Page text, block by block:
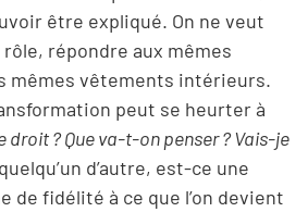
être expliqué. On ne veut
répondre aux mêmes
mêmes vêtements intérieurs.
peut se heurter à
droit ? Que va-t-on penser ? Vais-je
d’autre, est-ce une
de fidélité à ce que l’on devient